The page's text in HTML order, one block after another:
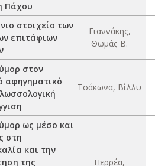
Πάχου
στοιχείο των
επιτάφιων
Γιαννάκης,
Θωμάς Β.
στον
αφηγηματικό
Τσάκωνα, Βίλλυ
ως μέσο και
στη
και την
της
Περρέα,